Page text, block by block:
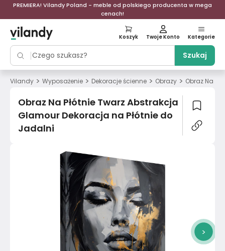
PREMIERA! Vilandy Poland - meble od polskiego producenta w mega
cenach!
Szukaj
Koszyk Twoje Konto Kategorie
Vilandy > Wyposażenie > Dekoracje ścienne > Obrazy > Obraz Na
Obraz Na Płótnie Twarz Abstrakcja
Glamour Dekoracja na Płótnie do
Jadalni
>